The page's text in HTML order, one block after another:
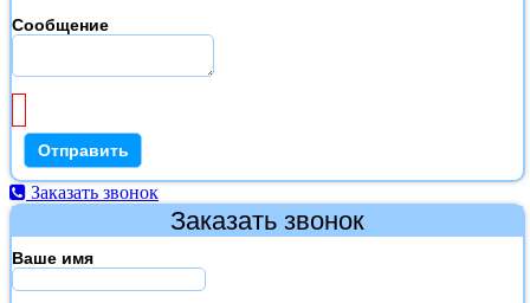
Сообщение
Заказать звонок
Заказать звонок
Ваше имя